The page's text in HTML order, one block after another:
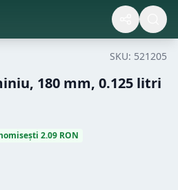
SKU: 521205
180 mm, 0.125 litri
2.09 RON